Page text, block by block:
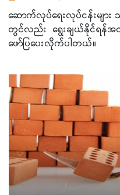
ဆောက်လုပ်ရေးလုပ်ငန်းမျာ
တွင်လည်း ရွေးချယ်နိုင်ရန်
ဖော်ပြပေးလိုက်ပါတယ်။